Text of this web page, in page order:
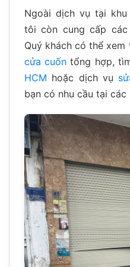
Ngoài dịch vụ tại
tôi còn cung cấp
Quý khách có thể xem
cửa cuốn tổng hợp,
HCM hoặc dịch vụ
bạn có nhu cầu tại các